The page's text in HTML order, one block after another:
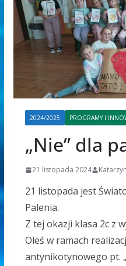
2024/2025 PROGRAMY I
„Nie” dla
21 listopada 2024
21 listopada jest
Palenia.
Z tej okazji klasa 2c z
Oleś w ramach
antynikotynowego pt.